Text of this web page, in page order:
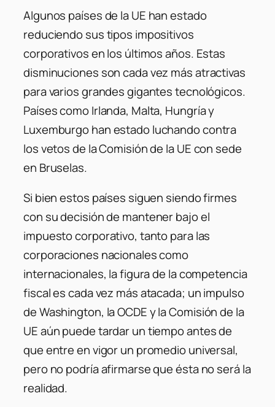
Algunos países de la UE han estado
reduciendo sus tipos impositivos
corporativos en los últimos años. Estas
disminuciones son cada vez más atractivas
para varios grandes gigantes tecnológicos.
Países como Irlanda, Malta, Hungría y
Luxemburgo han estado luchando contra
los vetos de la Comisión de la UE con sede
en Bruselas.
Si bien estos países siguen siendo firmes
con su decisión de mantener bajo el
impuesto corporativo, tanto para las
corporaciones nacionales como
internacionales, la figura de la competencia
fiscal es cada vez más atacada; un impulso
de Washington, la OCDE y la Comisión de la
UE aún puede tardar un tiempo antes de
que entre en vigor un promedio universal,
pero no podría afirmarse que ésta no será la
realidad.